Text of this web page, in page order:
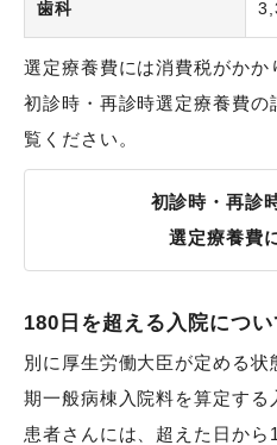
歯科
選定療養費には消費税がかか
初診時・再診時選定療養費
覧ください。
初診時・再診
選定療養費
180日を超える入院につい
別に厚生労働大臣が定める
期一般病棟入院料を算定する
患者さんには、超えた日か